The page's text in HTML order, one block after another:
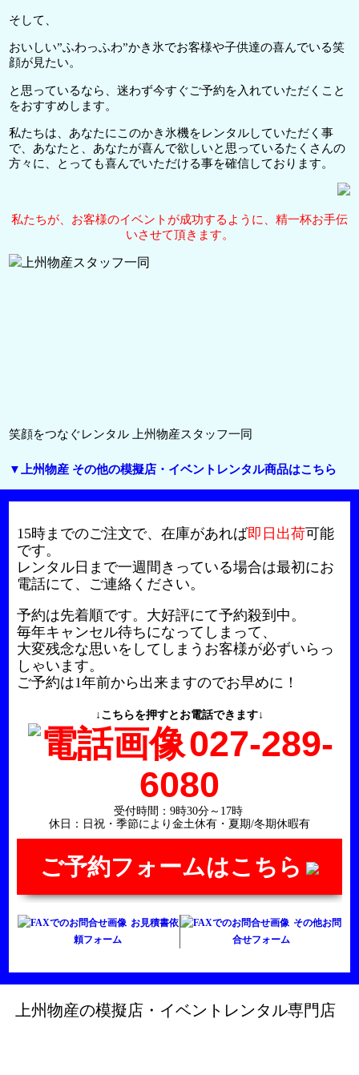
そして、
おいしい”ふわっふわ”かき氷でお客様や子供達の喜んでいる笑
顔が見たい。
と思っているなら、迷わず今すぐご予約を入れていただくこと
をおすすめします。
私たちは、あなたにこのかき氷機をレンタルしていただく事
で、あなたと、あなたが喜んで欲しいと思っているたくさんの
方々に、とっても喜んでいただける事を確信しております。
私たちが、お客様のイベントが成功するように、精一杯お手伝
いさせて頂きます。
笑顔をつなぐレンタル 上州物産スタッフ一同
▼上州物産 その他の模擬店・イベントレンタル商品はこちら
15時までのご注文で、在庫があれば即日出荷可能
です。
レンタル日まで一週間きっている場合は最初にお
電話にて、ご連絡ください。
予約は先着順です。大好評にて予約殺到中。
毎年キャンセル待ちになってしまって、
大変残念な思いをしてしまうお客様が必ずいらっ
しゃいます。
ご予約は1年前から出来ますのでお早めに！
ご予約フォームはこちら
↓こちらを押すとお電話できます↓
027-289-
6080
受付時間：9時30分～17時
休日：日祝・季節により金土休有・夏期/冬期休暇有
お見積書依
頼フォーム
その他お問
合せフォーム
上州物産の模擬店・イベントレンタル専門店